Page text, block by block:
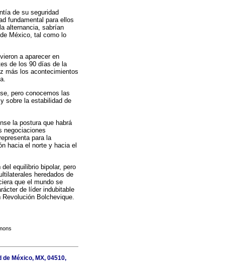
de su seguridad
fundamental para ellos
alternancia, sabrían
México, tal como lo
a aparecer en
de los 90 días de la
más los acontecimientos
pero conocemos las
sobre la estabilidad de
la postura que habrá
negociaciones
para la
hacia el norte y hacia el
equilibrio bipolar, pero
heredados de
que el mundo se
de líder indubitable
Bolchevique.
México, MX, 04510,